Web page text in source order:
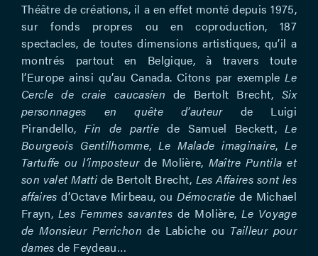
Théâtre de créations, il a en effet monté depuis 1975,
sur fonds propres ou en coproduction, 187
spectacles, de toutes dimensions artistiques, qu’il a
montrés partout en Belgique, à travers toute
l’Europe ainsi qu’au Canada. Citons par exempleLe
Cercle de craie caucasien de Bertolt Brecht, Six
personnages en quête d’auteurde Luigi
Pirandello,Fin de partiede Samuel Beckett,Le
Bourgeois Gentilhomme,Le Malade imaginaire,Le
Tartuffe ou l’imposteurde Molière, Maître Puntila et
son valet Matti de Bertolt Brecht, Les Affaires sont les
affaires d’Octave Mirbeau, ouDémocratie de Michael
Frayn,Les Femmes savantesde Molière,Le Voyage
de Monsieur Perrichon de Labiche ou Tailleur pour
dames de Feydeau…